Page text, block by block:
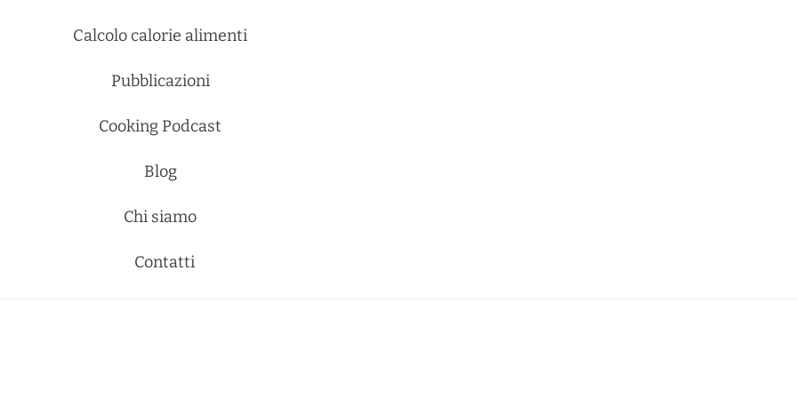
Calcolo calorie alimenti
Pubblicazioni
Cooking Podcast
Blog
Chi siamo
Contatti